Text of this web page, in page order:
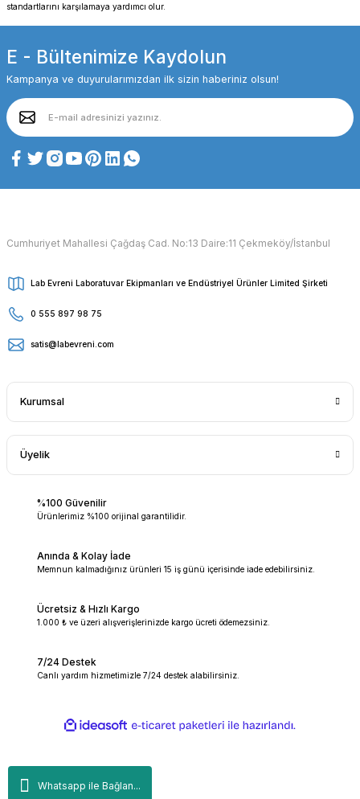
Whatsapp ile Bağlan...
standartlarını karşılamaya yardımcı olur.
E - Bültenimize Kaydolun
Kampanya ve duyurularımızdan ilk sizin haberiniz olsun!
Cumhuriyet Mahallesi Çağdaş Cad. No:13 Daire:11 Çekmeköy/İstanbul
Lab Evreni Laboratuvar Ekipmanları ve Endüstriyel Ürünler Limited Şirketi
0 555 897 98 75
satis@labevreni.com
Kurumsal
Üyelik
%100 Güvenilir
Ürünlerimiz %100 orijinal garantilidir.
Anında & Kolay İade
Memnun kalmadığınız ürünleri 15 iş günü içerisinde iade edebilirsiniz.
Ücretsiz & Hızlı Kargo
1.000 ₺ ve üzeri alışverişlerinizde kargo ücreti ödemezsiniz.
7/24 Destek
Canlı yardım hizmetimizle 7/24 destek alabilirsiniz.
ideasoft
e-